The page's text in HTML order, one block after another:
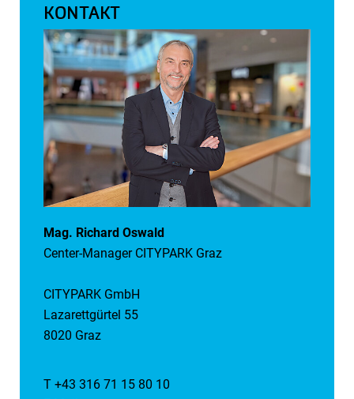
KONTAKT
Mag. Richard Oswald
Center-Manager CITYPARK Graz
CITYPARK GmbH
Lazarettgürtel 55
8020 Graz
T +43 316 71 15 80 10